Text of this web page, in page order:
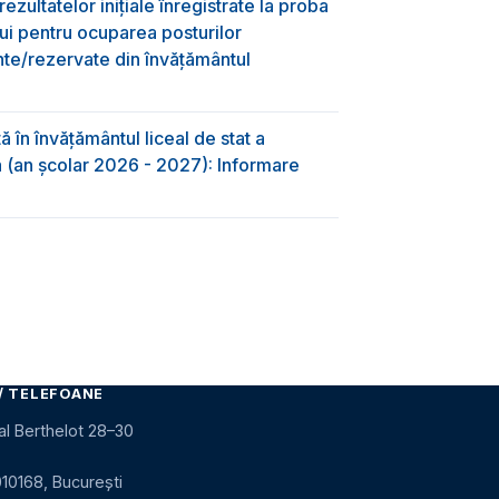
inițiale înregistrate la proba
pentru ocuparea posturilor
rezervate din învăţământul
în învăţământul liceal de stat a
(an școlar 2026 - 2027): Informare
TELEFOANE
Berthelot 28–30
București